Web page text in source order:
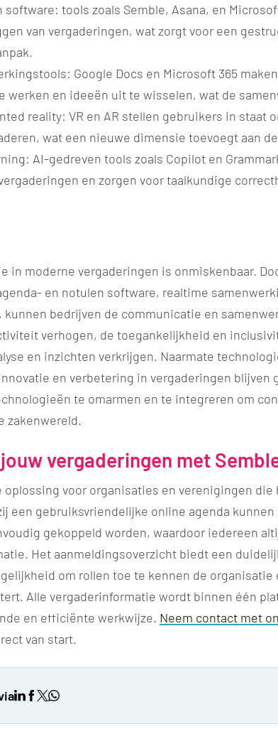
software: tools zoals Semble, Asana, en
van vergaderingen, wat zorgt voor een
Google Docs en Microsoft 365
werken en ideeën uit te wisselen, wat de
reality: VR en AR stellen gebruikers in staat
wat een nieuwe dimensie toevoegt aan
AI-gedreven tools zoals Copilot en
en zorgen voor taalkundige
in moderne vergaderingen is onmiskenbaar.
en notulen software, realtime
kunnen bedrijven de communicatie en
verhogen, de toegankelijkheid en
en inzichten verkrijgen. Naarmate
en verbetering in vergaderingen blijven
te omarmen en te integreren om
zakenwereld.
vergaderingen met
oplossing voor organisaties en verenigingen
een gebruiksvriendelijke online agenda
gekoppeld worden, waardoor iedereen
Het aanmeldingsoverzicht biedt een
om rollen toe te kennen de organisatie
Alle vergaderinformatie wordt binnen één
en efficiënte werkwijze. Neem contact met
van start.